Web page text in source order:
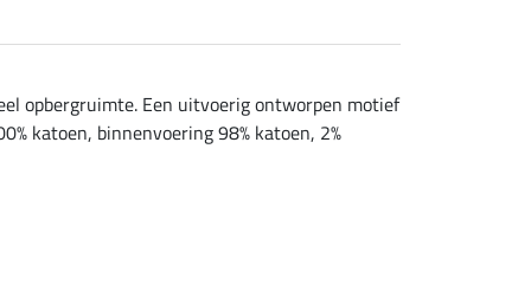
opbergruimte. Een uitvoerig ontworpen motief
katoen, binnenvoering 98% katoen, 2%